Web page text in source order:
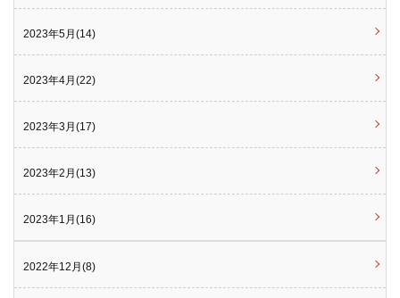
2023年5月(14)
2023年4月(22)
2023年3月(17)
2023年2月(13)
2023年1月(16)
2022年12月(8)